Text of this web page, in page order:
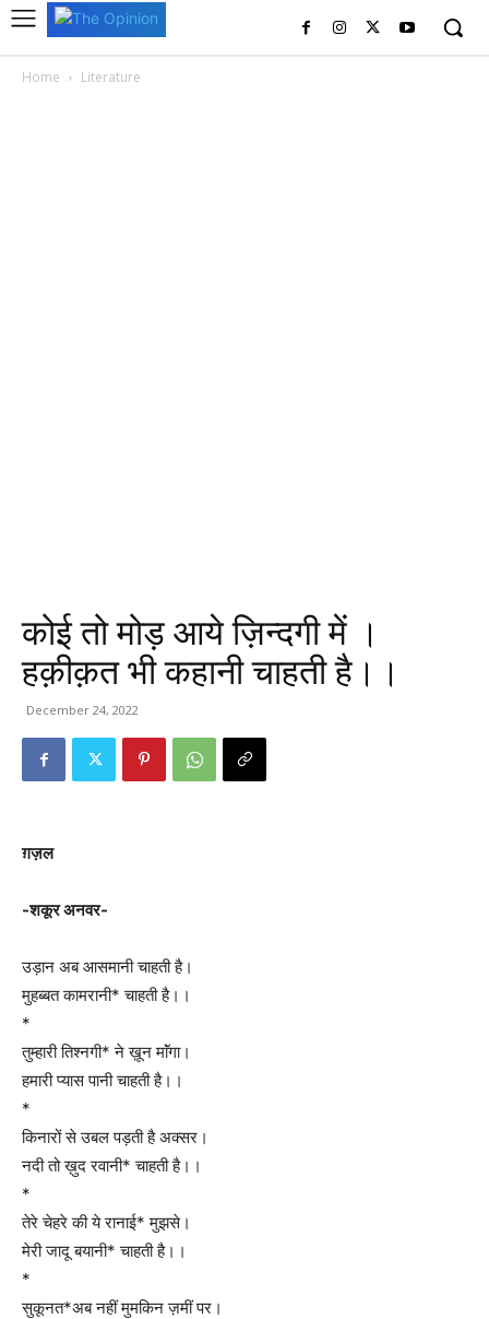
Home Literature
कोई तो मोड़ आये ज़िन्दगी में ।
हक़ीक़त भी कहानी चाहती है।।
December 24, 2022
ग़ज़ल
-शकूर अनवर-
उड़ान अब आसमानी चाहती है।
मुहब्बत कामरानी* चाहती है।।
*
तुम्हारी तिश्नगी* ने ख़ून माॅंगा।
हमारी प्यास पानी चाहती है।।
*
किनारों से उबल पड़ती है अक्सर।
नदी तो ख़ुद रवानी* चाहती है।।
*
तेरे चेहरे की ये रानाई* मुझसे।
मेरी जादू बयानी* चाहती है।।
*
सुकूनत*अब नहीं मुमकिन ज़मीं पर।